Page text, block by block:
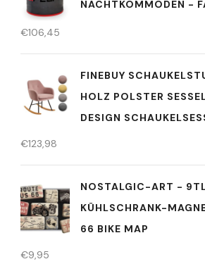
NACHTKOMMODEN -
€106,45
FINEBUY
HOLZ POLSTER
DESIGN
€123,98
NOSTALGIC-ART -
KÜHLSCHRANK-
66 BIKE MAP
€9,95